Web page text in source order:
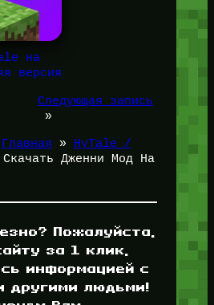
на
версия
Следующая запись
»
Главная » HyTale /
Скачать Дженни Мод На
Пожалуйста,
за 1 клик,
информацией с
другими людьми!